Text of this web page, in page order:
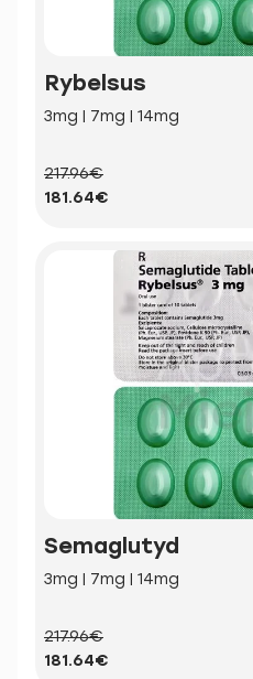
Rybelsus
3mg | 7mg | 14mg
217.96€
181.64€
Semaglutyd
3mg | 7mg | 14mg
217.96€
181.64€